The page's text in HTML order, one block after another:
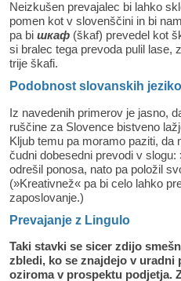
Neizkušen prevajalec bi lahko
pomen kot v slovenščini in bi
pa bi шкаф (škaf) prevedel kot
si bralec tega prevoda pulil lase,
trije škafi.
Podobnost slovanskih
Iz navedenih primerov je jasno,
ruščine za Slovence bistveno
Kljub temu pa moramo paziti, da
čudni dobesedni prevodi v
odrešil ponosa, nato pa položil
(»Kreativnež« pa bi celo lahko
zaposlovanje.)
Prevajanje z Lingulo
Taki stavki se sicer zdijo
zbledi, ko se znajdejo v
oziroma v prospektu podjetja.